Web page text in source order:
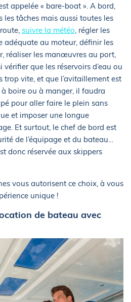
appelée « bare-boat ». A bord,
les tâches mais aussi toutes les
suivre la météo, régler les
adéquate au moteur, définir les
réaliser les manœuvres au port,
que les réservoirs d’eau ou
trop vite, et que l’avitaillement est
boire ou à manger, il faudra
pour aller faire le plein sans
et imposer une longue
Et surtout, le chef de bord est
de l’équipage et du bateau…
donc réservée aux skippers
vous autorisent ce choix, à vous
unique !
de bateau avec